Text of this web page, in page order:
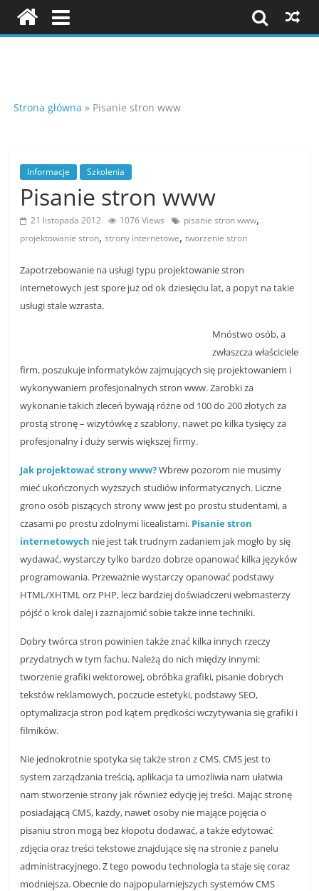
i
konferencje
K
o
n
e
r
j
e
i
k
o
l
e
n
i
a
,
r
t
y
k
ł
y
,
i
n
f
o
Strona główna » Pisanie stron www
Informacje Szkolenia
Pisanie stron www
21 listopada 2012 1076 Views pisanie stron www,
projektowanie stron,strony internetowe,tworzenie stron
Zapotrzebowanie na usługi typu projektowanie stron
internetowych jest spore już od ok dziesięciu lat, a popyt na takie
usługi stale wzrasta.
Mnóstwo osób, a
zwłaszcza właściciele
firm, poszukuje informatyków zajmujących się projektowaniem i
wykonywaniem profesjonalnych stron www. Zarobki za
wykonanie takich zleceń bywają różne od 100 do 200 złotych za
prostą stronę – wizytówkę z szablony, nawet po kilka tysięcy za
profesjonalny i duży serwis większej firmy.
Jak projektować strony www?Wbrew pozorom nie musimy
mieć ukończonych wyższych studiów informatycznych. Liczne
grono osób piszących strony www jest po prostu studentami, a
czasami po prostu zdolnymi licealistami. Pisanie stron
internetowych nie jest tak trudnym zadaniem jak mogło by się
wydawać, wystarczy tylko bardzo dobrze opanować kilka języków
programowania. Przeważnie wystarczy opanować podstawy
HTML/XHTML orz PHP, lecz bardziej doświadczeni webmasterzy
pójść o krok dalej i zaznajomić sobie także inne techniki.
Dobry twórca stron powinien także znać kilka innych rzeczy
przydatnych w tym fachu. Należą do nich między innymi:
tworzenie grafiki wektorowej, obróbka grafiki, pisanie dobrych
tekstów reklamowych, poczucie estetyki, podstawy SEO,
optymalizacja stron pod kątem prędkości wczytywania się grafiki i
filmików.
Nie jednokrotnie spotyka się także stron z CMS. CMS jest to
system zarządzania treścią, aplikacja ta umożliwia nam ułatwia
nam stworzenie strony jak również edycję jej treści. Mając stronę
posiadającą CMS, każdy, nawet osoby nie mające pojęcia o
pisaniu stron mogą bez kłopotu dodawać, a także edytować
zdjęcia oraz treści tekstowe znajdujące się na stronie z panelu
administracyjnego. Z tego powodu technologia ta staje się coraz
modniejsza. Obecnie do najpopularniejszych systemów CMS